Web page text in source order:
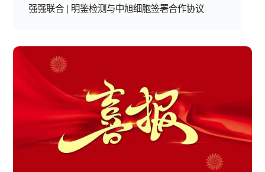
强强联合 | 明鉴检测与中旭细胞签署合作协议